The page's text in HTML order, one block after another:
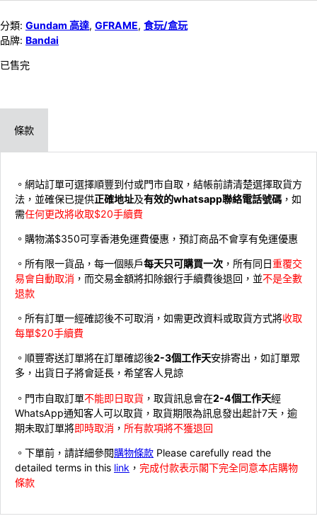
分類: Gundam 高達, GFRAME, 食玩/盒玩
品牌: Bandai
已售完
條款
。網站訂單可選擇順豐到付或門市自取，結帳前請清楚選擇取貨方
法，並確保已提供正確地址及有效的whatsapp聯絡電話號碼 ，如
需任何更改將收取$20手續費
。購物滿$350可享香港免運費優惠，預訂商品不會享有免運優惠
。所有限一貨品，每一個賬戶每天只可購買一次 ，所有同日重覆交
易會自動取消 ，而交易金額將扣除銀行手續費後退回，並不是全數
退款
。所有訂單一經確認後不可取消，如需更改資料或取貨方式將收取
每單$20手續費
。順豐寄送訂單將在訂單確認後2-3個工作天安排寄出，如訂單眾
多，出貨日子將會延長，希望客人見諒
。門市自取訂單不能即日取貨 ，取貨訊息會在2-4個工作天經
WhatsApp通知客人可以取貨，取貨期限為訊息發出起計7天，逾
期未取訂單將即時取消 ， 所有款項將不獲退回
。下單前，請詳細參閱購物條款 Please carefully read the
detailed terms in this link ， 完成付款表示閣下完全同意本店購物
條款